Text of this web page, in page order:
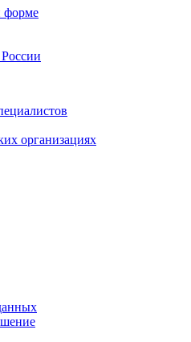
форме
организациях